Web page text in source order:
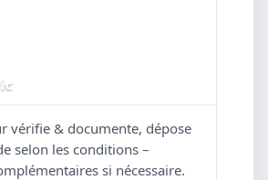
vérifie & documente, dépose
selon les conditions –
si nécessaire.